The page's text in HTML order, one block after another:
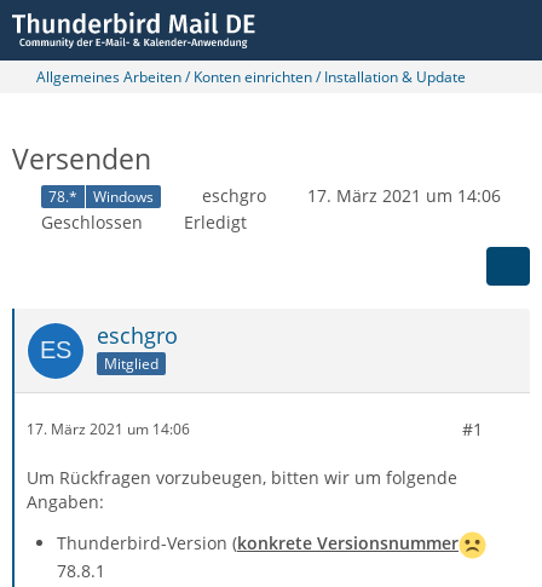
Allgemeines Arbeiten / Konten einrichten / Installation & Update
Versenden
78.* Windows eschgro
17. März 2021 um 14:06
Geschlossen
Erledigt
eschgro
Mitglied
17. März 2021 um 14:06 #1
Um Rückfragen vorzubeugen, bitten wir um folgende
Angaben:
Thunderbird-Version (konkrete Versionsnummer
78.8.1